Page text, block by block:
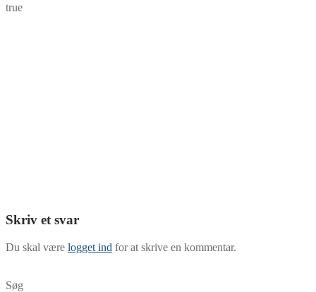
true
Skriv et svar
Du skal være logget ind for at skrive en kommentar.
Søg